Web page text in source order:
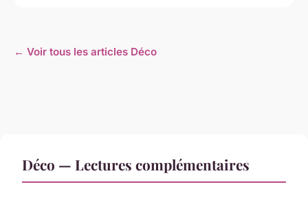
← Voir tous les articles Déco
Déco — Lectures complémentaires